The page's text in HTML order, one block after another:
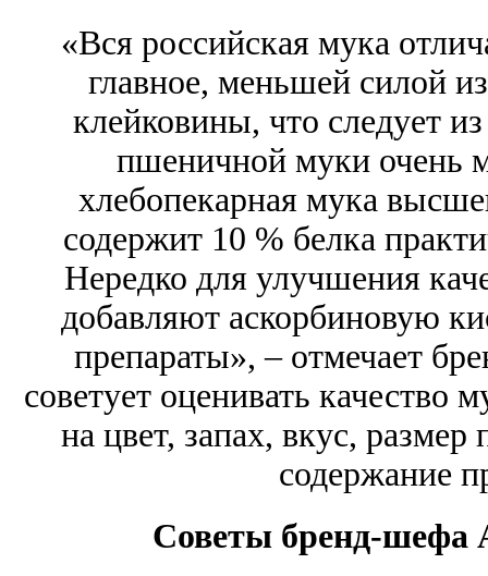
«Вся российская мука
главное, меньшей силой
клейковины, что следует
пшеничной муки очень
хлебопекарная мука
содержит 10 % белка
Нередко для улучшения
добавляют аскорбиновую
препараты», – отмечает
советует оценивать качество
на цвет, запах, вкус,
содержание
Советы бренд-шефа